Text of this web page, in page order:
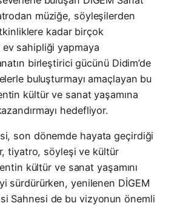
müziğe, söyleşilerden
kadar birçok
sahipliği yapmaya
birleştirici gücünü Didim’de
buluşturmayı amaçlayan bu
kültür ve sanat yaşamına
hedefliyor.
son dönemde hayata geçirdiği
tiyatro, söyleşi ve kültür
kültür ve sanat yaşamını
sürdürürken, yenilenen DİGEM
Sahnesi de bu vizyonun önemli